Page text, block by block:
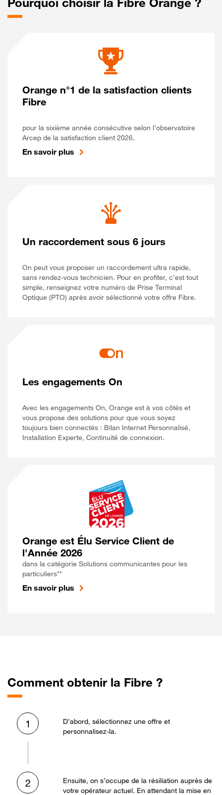
Orange n°1 de la satisfaction clients
Fibre
pour la sixième année consécutive selon l’observatoire
Arcep de la satisfaction client 2026.
En savoir plus
Un raccordement sous 6 jours
On peut vous proposer un raccordement ultra rapide,
sans rendez-vous technicien. Pour en profiter, c’est tout
simple, renseignez votre numéro de Prise Terminal
Optique (PTO) après avoir sélectionné votre offre Fibre.
Les engagements On
Avec les engagements On, Orange est à vos côtés et
vous propose des solutions pour que vous soyez
toujours bien connectés : Bilan Internet Personnalisé,
Installation Experte, Continuité de connexion.
Orange est Élu Service Client de
l'Année 2026
dans la catégorie Solutions communicantes pour les
particuliers**
En savoir plus
Comment obtenir la Fibre ?
1
D’abord, sélectionnez une offre et
personnalisez-la.
2
Ensuite, on s’occupe de la résiliation auprès de
votre opérateur actuel. En attendant la mise en